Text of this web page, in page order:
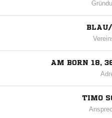
AM BORN 18,
TIMO